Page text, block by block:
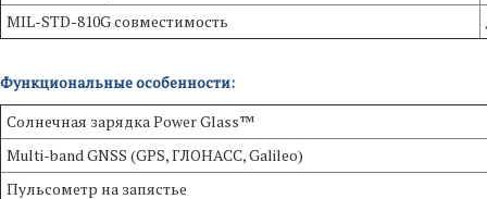
MIL-STD-810G совместимость
Функциональные особенности:
Солнечная зарядка Power Glass™
Multi-band GNSS (GPS, ГЛОНАСС, Galileo)
Пульсометр на запястье